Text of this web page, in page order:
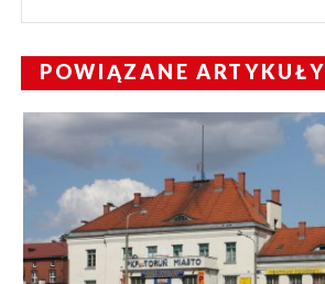
POWIĄZANE ARTYKUŁY